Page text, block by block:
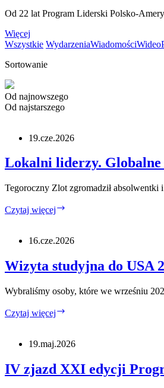
Od 22 lat Program Liderski Polsko-
Więcej
Wszystkie WydarzeniaWiadomościWideo
Sortowanie
Od najnowszego
Od najstarszego
19.cze.2026
Lokalni liderzy. Globalne
Tegoroczny Zlot zgromadził
Czytaj więcej
wyzwania.
odpowiedzialność
16.cze.2026
Wizyta studyjna do USA
Wybraliśmy osoby, które we wrześniu
Czytaj więcej
USA
Ogłaszamy
listę
19.maj.2026
IV zjazd XXI edycji